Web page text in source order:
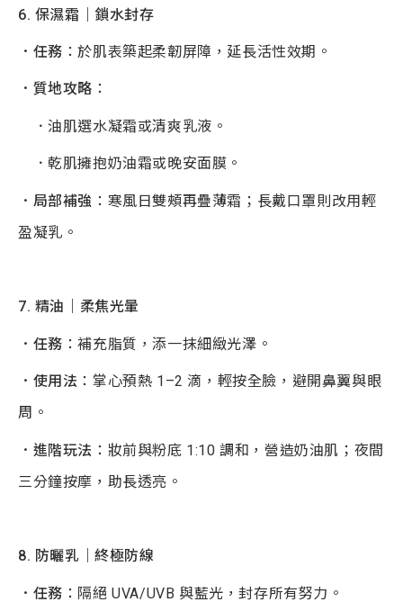
6. 保濕霜｜鎖水封存
．任務 ：於肌表築起柔韌屏障，延長活性效期。
．質地攻略 ：
．油肌選水凝霜或清爽乳液。
．乾肌擁抱奶油霜或晚安面膜。
．局部補強 ：寒風日雙頰再疊薄霜；長戴口罩則改用輕
盈凝乳。
7. 精油｜柔焦光暈
．任務 ：補充脂質，添一抹細緻光澤。
．使用法 ：掌心預熱 1–2 滴，輕按全臉，避開鼻翼與眼
周。
．進階玩法 ：妝前與粉底 1:10 調和，營造奶油肌；夜間
三分鐘按摩，助長透亮。
8. 防曬乳｜終極防線
．任務 ：隔絕 UVA/UVB 與藍光，封存所有努力。